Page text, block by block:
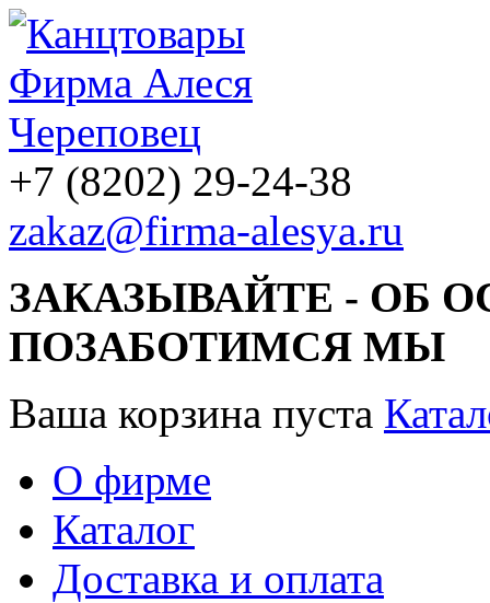
+7 (8202) 29-24-38
zakaz@firma-alesya.ru
ЗАКАЗЫВАЙТЕ - ОБ
ПОЗАБОТИМСЯ МЫ
Ваша корзина пуста
О фирме
Каталог
Доставка и оплата